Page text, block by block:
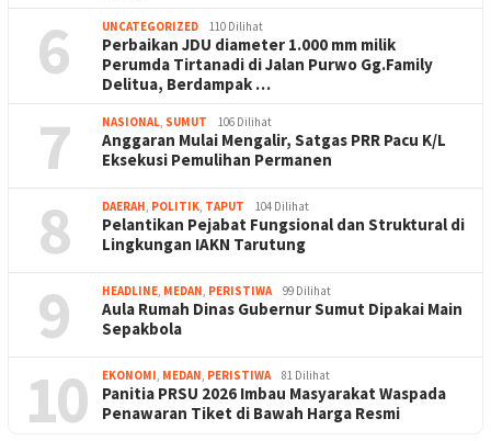
6 UNCATEGORIZED 110 Dilihat
Perbaikan JDU diameter 1.000 mm milik
Perumda Tirtanadi di Jalan Purwo Gg.Family
Delitua, Berdampak …
7 NASIONAL, SUMUT 106 Dilihat
Anggaran Mulai Mengalir, Satgas PRR Pacu K/L
Eksekusi Pemulihan Permanen
8 DAERAH, POLITIK, TAPUT 104 Dilihat
Pelantikan Pejabat Fungsional dan Struktural di
Lingkungan IAKN Tarutung
9 HEADLINE, MEDAN, PERISTIWA 99 Dilihat
Aula Rumah Dinas Gubernur Sumut Dipakai Main
Sepakbola
10 EKONOMI, MEDAN, PERISTIWA 81 Dilihat
Panitia PRSU 2026 Imbau Masyarakat Waspada
Penawaran Tiket di Bawah Harga Resmi